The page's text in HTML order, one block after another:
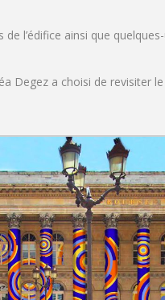
de l’édifice ainsi que
Degez a choisi de revisiter